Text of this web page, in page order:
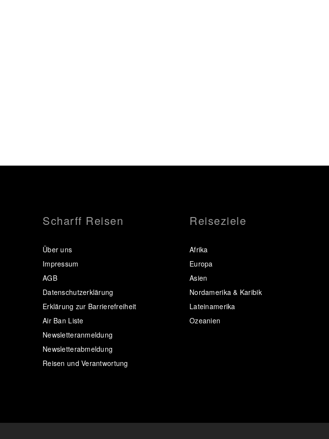
Scharff Reisen
Über uns
Impressum
AGB
Datenschutzerklärung
Erklärung zur Barrierefreiheit
Air Ban Liste
Newsletteranmeldung
Newsletterabmeldung
Reisen und Verantwortung
Reiseziele
Afrika
Europa
Asien
Nordamerika & Karibik
Lateinamerika
Ozeanien